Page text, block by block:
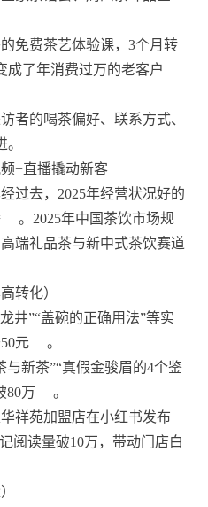
免费茶艺体验课，3个月转
成了年消费过万的老客户
者的喝茶偏好、联系方式、
+直播撬动新客
过去，2025年经营状况好的
。2025年中国茶饮市场规
端礼品茶与新中式茶饮赛道
转化）
井”“盖碗的正确用法”等实
元
。
与新茶”“真假金骏眉的4个鉴
80万
。
祥苑加盟店在小红书发布
阅读量破10万，带动门店白